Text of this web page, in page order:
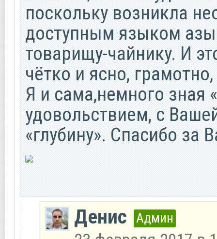
поскольку возникла
доступным языком
товарищу-чайнику. И
чётко и ясно,
Я и сама,немного зная
удовольствием, с
«глубину». Спасибо за
Денис Админ